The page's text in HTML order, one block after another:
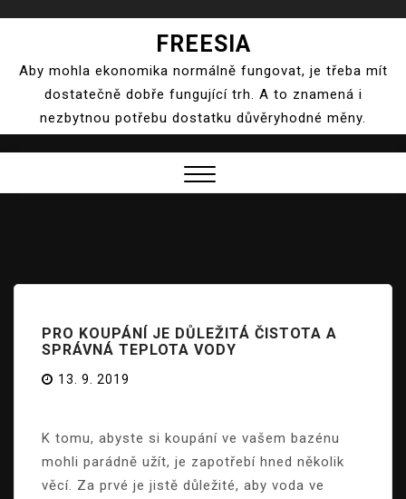
content
FREESIA
Aby mohla ekonomika normálně fungovat, je třeba mít
dostatečně dobře fungující trh. A to znamená i
nezbytnou potřebu dostatku důvěryhodné měny.
PRO KOUPÁNÍ JE DŮLEŽITÁ ČISTOTA A
SPRÁVNÁ TEPLOTA VODY
13. 9. 2019
K tomu, abyste si koupání ve vašem bazénu
mohli parádně užít, je zapotřebí hned několik
věcí. Za prvé je jistě důležité, aby voda ve